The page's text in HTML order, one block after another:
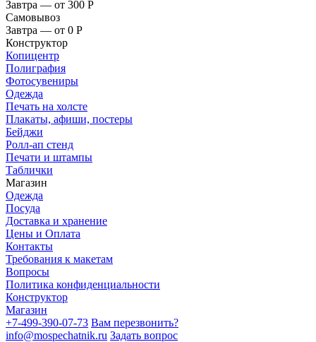
Завтра — от 300 Р
Самовывоз
Завтра — от 0 Р
Конструктор
Копицентр
Полиграфия
Фотосувениры
Одежда
Печать на холсте
Плакаты, афиши, постеры
Бейджи
Ролл-ап стенд
Печати и штампы
Таблички
Магазин
Одежда
Посуда
Доставка и хранение
Цены и Оплата
Контакты
Требования к макетам
Вопросы
Политика конфиденциальности
Конструктор
Магазин
+7-499-390-07-73 Вам перезвонить?
info@mospechatnik.ru Задать вопрос